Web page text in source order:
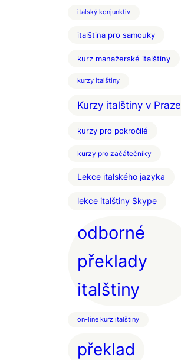
italský konjunktiv
italština pro samouky
kurz manažerské italštiny
kurzy italštiny
Kurzy italštiny v Praze
kurzy pro pokročilé
kurzy pro začátečníky
Lekce italského jazyka
lekce italštiny Skype
odborné
překlady
italštiny
on-line kurz italštiny
překlad